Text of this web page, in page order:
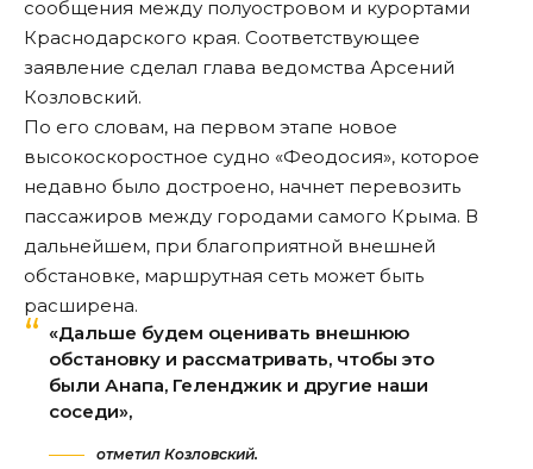
сообщения между полуостровом и курортами
Краснодарского края. Соответствующее
заявление сделал глава ведомства Арсений
Козловский.
По его словам, на первом этапе новое
высокоскоростное судно «Феодосия», которое
недавно было достроено, начнет перевозить
пассажиров между городами самого Крыма. В
дальнейшем, при благоприятной внешней
обстановке, маршрутная сеть может быть
расширена.
«Дальше будем оценивать внешнюю
обстановку и рассматривать, чтобы это
были Анапа, Геленджик и другие наши
соседи»,
отметил Козловский.